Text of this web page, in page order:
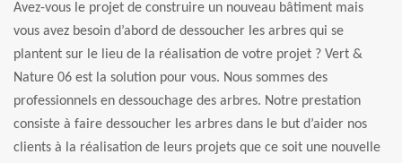
Avez-vous le projet de construire un nouveau bâtiment mais
vous avez besoin d’abord de dessoucher les arbres qui se
plantent sur le lieu de la réalisation de votre projet ? Vert &
Nature 06 est la solution pour vous. Nous sommes des
professionnels en dessouchage des arbres. Notre prestation
consiste à faire dessoucher les arbres dans le but d’aider nos
clients à la réalisation de leurs projets que ce soit une nouvelle